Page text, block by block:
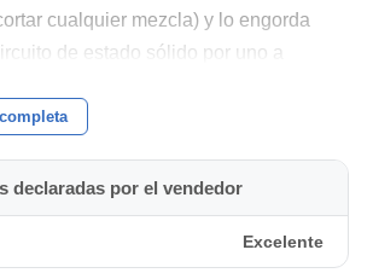
cualquier mezcla) y lo engorda
de estado sólido por uno a
micrófono todoterreno increíble. Tienes
un 87 pero con la compresión natural,
peso en graves que solo te da una
en voces masculinas,
y como room mic.
declaradas por el vendedor
Excelente